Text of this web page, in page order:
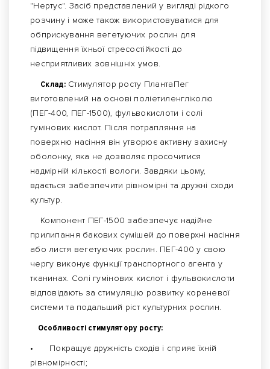
"Нертус". Засіб представлений у вигляді рідкого
розчину і може також використовуватися для
обприскування вегетуючих рослин для
підвищення їхньої стресостійкості до
несприятливих зовнішніх умов.
Склад:Стимулятор росту ПлантаПег
виготовлений на основі поліетиленгліколю
(ПЕГ-400, ПЕГ-1500), фульвокислоти і солі
гумінових кислот. Після потрапляння на
поверхню насіння він утворює активну захисну
оболонку, яка не дозволяє просочитися
надмірній кількості вологи. Завдяки цьому,
вдається забезпечити рівномірні та дружні сходи
культур.
Компонент ПЕГ-1500 забезпечує надійне
прилипання бакових сумішей до поверхні насіння
або листя вегетуючих рослин. ПЕГ-400 у свою
чергу виконує функції транспортного агента у
тканинах. Солі гумінових кислот і фульвокислоти
відповідають за стимуляцію розвитку кореневої
системи та подальший ріст культурних рослин.
Особливості стимулятору росту:
•
Покращує дружність сходів і сприяє їхній
рівномірності;